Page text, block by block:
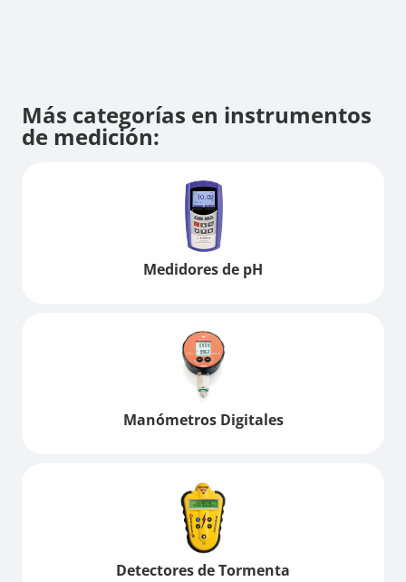
Más categorías en instrumentos
de medición:
Medidores de pH
Manómetros Digitales
Detectores de Tormenta